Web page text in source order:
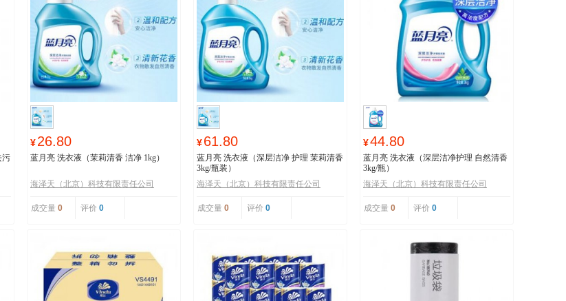
污
¥26.80
蓝月亮 洗衣液（茉莉清香 洁净 1kg）
海泽天（北京）科技有限责任公司
成交量 0 评价 0
¥61.80
蓝月亮 洗衣液（深层洁净 护理 茉莉清香
3kg/瓶装）
海泽天（北京）科技有限责任公司
成交量 0 评价 0
¥44.80
蓝月亮 洗衣液（深层洁净护理 自然清香
3kg/瓶）
海泽天（北京）科技有限责任公司
成交量 0 评价 0